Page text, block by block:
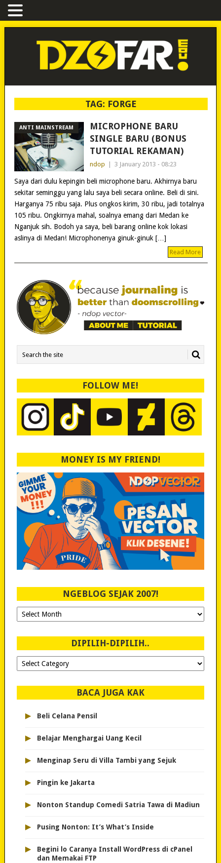
TAG: FORGE
ANTI MAINSTREAM
MICROPHONE BARU
SINGLE BARU (BONUS
TUTORIAL REKAMAN)
ndop 3 January 2013 - 08:23
Saya dari dulu kepingin beli microphone baru. Akhirnya baru
sekitar seminggu yang lalu saya beli secara online. Beli di sini.
Harganya 75 ribu saja. Plus ongkos kirim, 30 ribu, jadi totalnya
105 ribu. Ongkirnya mahal, soalnya emang dari Medan ke
Nganjuk sih. Bodoh ya saya, beli barang online kok lokasi
aslinya di Medan! Microphonenya ginuk-ginuk […]
Read More
FOLLOW ME!
MONEY IS MY FRIEND!
NGEBLOG SEJAK 2007!
Ngeblog
Sejak
DIPILIH-DIPILIH..
Dipilih-
dipilih..
BACA JUGA KAK
▸ Beli Celana Pensil
▸ Belajar Menghargai Uang Kecil
▸ Menginap Seru di Villa Tambi yang Sejuk
▸ Pingin ke Jakarta
▸ Nonton Standup Comedi Satria Tawa di Madiun
▸ Pusing Nonton: It’s What’s Inside
▸
Begini lo Caranya Install WordPress di cPanel
dan Memakai FTP